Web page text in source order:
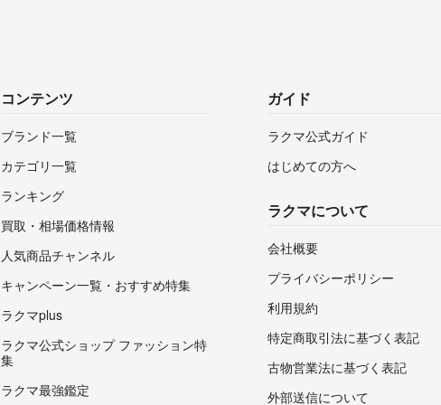
コンテンツ
ブランド一覧
カテゴリ一覧
ランキング
買取・相場価格情報
人気商品チャンネル
キャンペーン一覧・おすすめ特集
ラクマplus
ラクマ公式ショップ ファッション特
集
ラクマ最強鑑定
ガイド
ラクマ公式ガイド
はじめての方へ
ラクマについて
会社概要
プライバシーポリシー
利用規約
特定商取引法に基づく表記
古物営業法に基づく表記
外部送信について